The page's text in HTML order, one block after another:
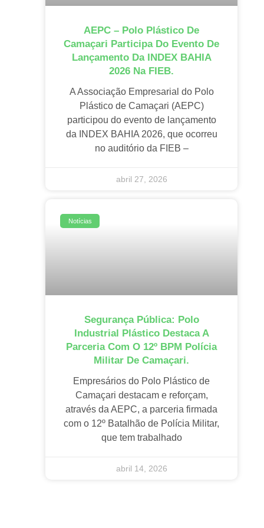
AEPC – Polo Plástico De
Camaçari Participa Do Evento De
Lançamento Da INDEX BAHIA
2026 Na FIEB.
A Associação Empresarial do Polo
Plástico de Camaçari (AEPC)
participou do evento de lançamento
da INDEX BAHIA 2026, que ocorreu
no auditório da FIEB –
abril 27, 2026
Notícias
Segurança Pública: Polo
Industrial Plástico Destaca A
Parceria Com O 12º BPM Polícia
Militar De Camaçari.
Empresários do Polo Plástico de
Camaçari destacam e reforçam,
através da AEPC, a parceria firmada
com o 12º Batalhão de Polícia Militar,
que tem trabalhado
abril 14, 2026